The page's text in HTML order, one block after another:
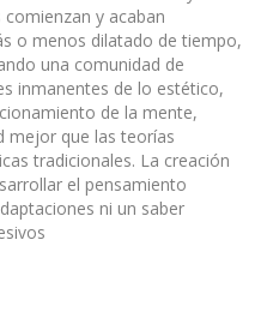
y acaban
o menos dilatado de tiempo,
una comunidad de
inmanentes de lo estético,
de la mente,
mejor que las teorías
tradicionales. La creación
el pensamiento
ni un saber